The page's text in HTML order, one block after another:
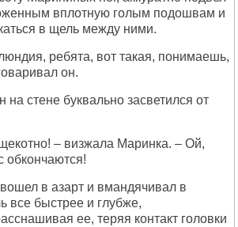
вплотную голым подошвам и
в щель между ними.
ребята, вот такая, понимаешь,
он.
на стене буквально засветился от
– визжала Маринка. – Ой,
обкончаются!
в азарт и вмандячивал в
все быстрее и глубже,
ее, теряя контакт головки